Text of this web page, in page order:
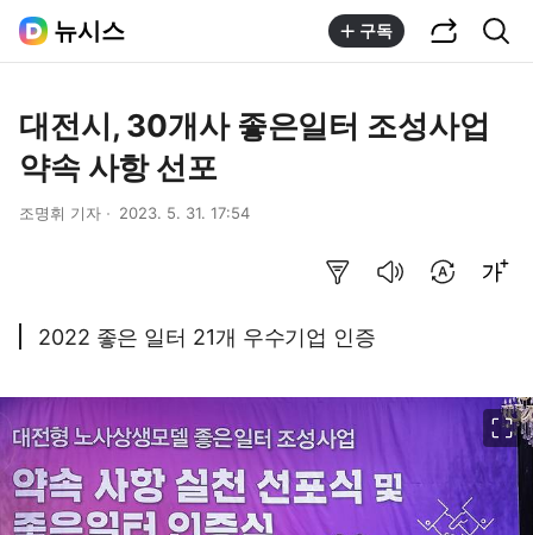
뉴시스 구독
대전시, 30개사 좋은일터 조성사업
약속 사항 선포
조명휘 기자 2023. 5. 31. 17:54
2022 좋은 일터 21개 우수기업 인증